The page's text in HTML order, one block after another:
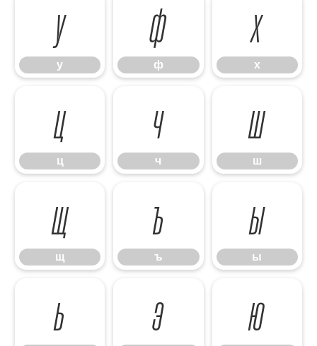
у
у
ф
ф
х
х
ц
ц
ч
ч
ш
ш
щ
щ
ъ
ъ
ы
ы
ь э ю